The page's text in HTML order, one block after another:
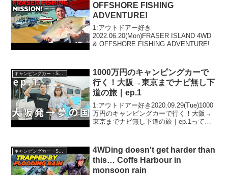
OFFSHORE FISHING
ADVENTURE!
1:アウトドアー好き
2022.06.20(Mon)FRASER ISLAND 4WD
& OFFSHORE FISHING ADVENTURE!っ
2022.06.20(Mon)この動...
キャンピングカー・SUV人気車種
1000万円のキャンピングカーで
行く！大阪→東京までナビ無し下
道の旅｜ep.1
1:アウトドアー好き2020.09.29(Tue)1000
万円のキャンピングカーで行く！大阪→
東京までナビ無し下道の旅｜ep.1って人
画は注目です！3...
4WDing doesn't get harder than
this… Coffs Harbour in
monsoon rain